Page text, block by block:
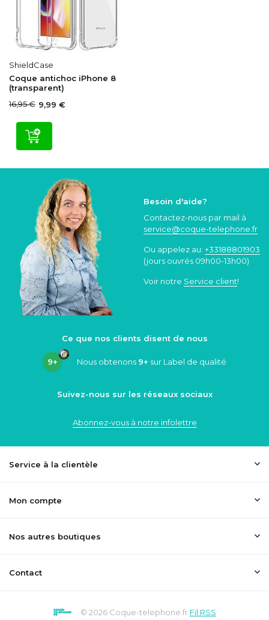
ShieldCase
Coque antichoc iPhone 8
(transparent)
16,95 € 9,99 €
Besoin d'aide?
Contactez-nous par mail à
service@coque-telephone.fr
Ou appelez au: +33188801903
(jours ouvrés 09h00-13h00)
Voir notre Service client!
Ce que nos clients disent de nous
9+ Nous obtenons 9+ sur Label de qualité
Suivez-nous sur les réseaux sociaux
Abonnez-vous à notre infolettre
Service à la clientèle
Mon compte
Nos autres boutiques
Contact
© 2026 Coque-telephone.fr Fil RSS